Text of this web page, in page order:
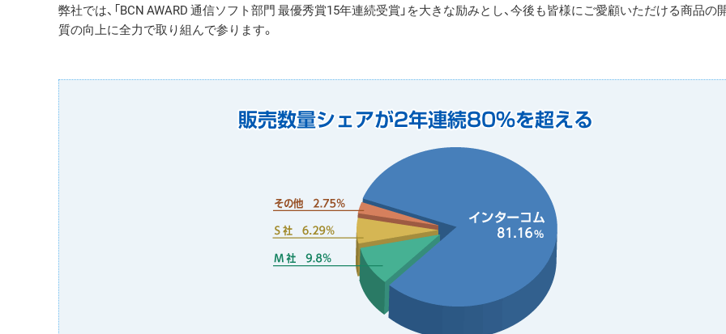
弊社では、「BCN AWARD 通信ソフト部門 最優秀賞15年連続受賞」を大きな励みとし、今後も皆様にご愛顧いただける商品の
質の向上に全力で取り組んで参ります。